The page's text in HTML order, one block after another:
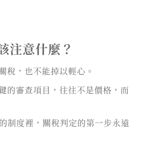
注意什麼？
稅，也不能掉以輕心。
的審查項目，往往不是價格，而
制度裡，關稅判定的第一步永遠